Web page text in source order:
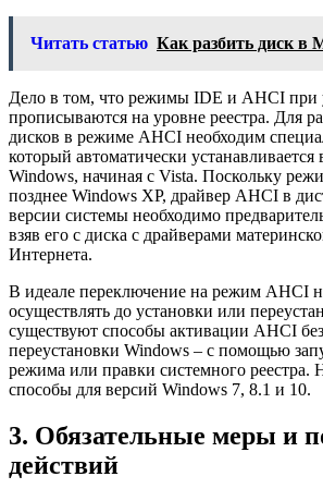
Читать статью Как разбить диск в
Дело в том, что режимы IDE и AHCI при
прописываются на уровне реестра. Для
дисков в режиме AHCI необходим
который автоматически устанавливается
Windows, начиная с Vista. Поскольку
позднее Windows XP, драйвер AHCI в
версии системы необходимо
взяв его с диска с драйверами
Интернета.
В идеале переключение на режим AHCI
осуществлять до установки или
существуют способы активации AHCI
переустановки Windows – с помощью
режима или правки системного реестра.
способы для версий Windows 7, 8.1 и 10.
3. Обязательные меры и
действий